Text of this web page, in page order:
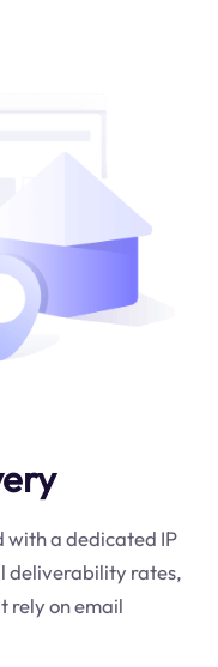
with a dedicated IP
deliverability rates,
rely on email